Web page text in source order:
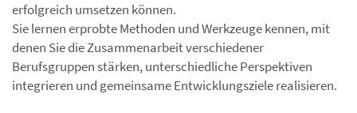
erfolgreich umsetzen können.
Sie lernen erprobte Methoden und Werkzeuge kennen, mit
denen Sie die Zusammenarbeit verschiedener
Berufsgruppen stärken, unterschiedliche Perspektiven
integrieren und gemeinsame Entwicklungsziele realisieren.